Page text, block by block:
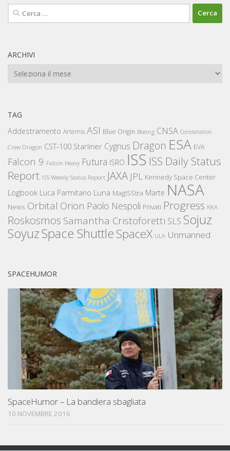
Ricerca
per:
ARCHIVI
Archivi
TAG
Addestramento Artemis ASI Blue Origin Boeing CNSA Constellation
Crew Dragon CST-100 Starliner Cygnus Dragon ESA EVA
Falcon 9 Falcon Heavy Futura ISRO ISS ISS Daily Status
Report ISS Weekly Status Report JAXA JPL Kennedy Space Center
Logbook Luca Parmitano Luna MagISStra Marte NASA
News Orbital Orion Paolo Nespoli Privati Progress RKA
Roskosmos Samantha Cristoforetti SLS Sojuz
SoyuzSpace ShuttleSpaceX ULA Unmanned
SPACEHUMOR
SpaceHumor – La bandiera sbagliata
10 NOVEMBRE 2016